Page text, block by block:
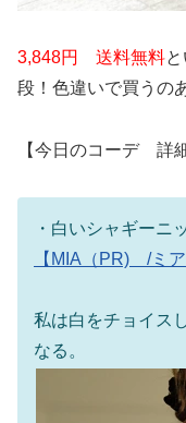
3,848円 送料無料
段！色違いで買うの
【今日のコーデ 詳細
・白いシャギーニ
【MIA（PR) /ミ
私は白をチョイス
なる。